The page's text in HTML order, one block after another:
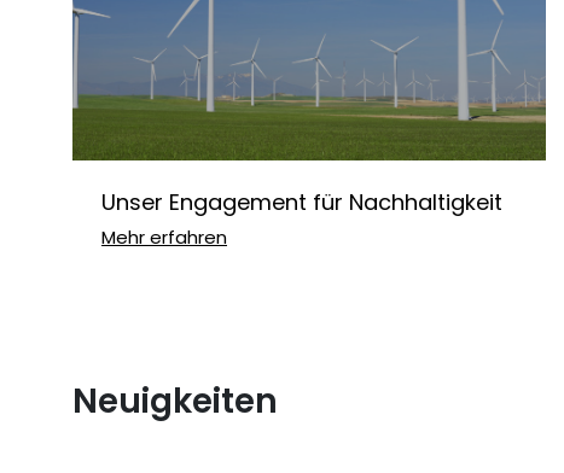
Unser Engagement für Nachhaltigkeit
Mehr erfahren
Neuigkeiten